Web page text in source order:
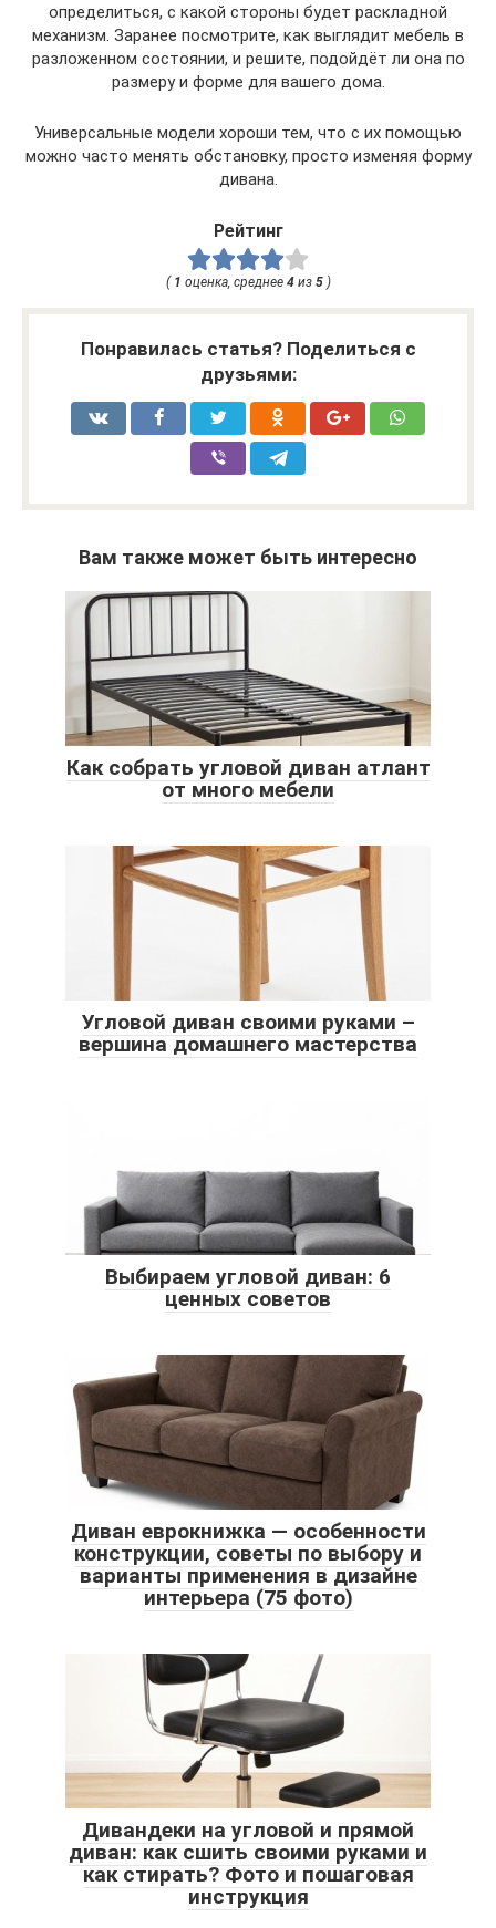
определиться, с какой стороны будет раскладной
механизм. Заранее посмотрите, как выглядит мебель в
разложенном состоянии, и решите, подойдёт ли она по
размеру и форме для вашего дома.
Универсальные модели хороши тем, что с их помощью
можно часто менять обстановку, просто изменяя форму
дивана.
Рейтинг
( 1 оценка, среднее 4из 5)
Понравилась статья? Поделиться с
друзьями:
Вам также может быть интересно
Как собрать угловой диван атлант
от много мебели
Угловой диван своими руками –
вершина домашнего мастерства
Выбираем угловой диван: 6
ценных советов
Диван еврокнижка — особенности
конструкции, советы по выбору и
варианты применения в дизайне
интерьера (75 фото)
Дивандеки на угловой и прямой
диван: как сшить своими руками и
как стирать? Фото и пошаговая
инструкция